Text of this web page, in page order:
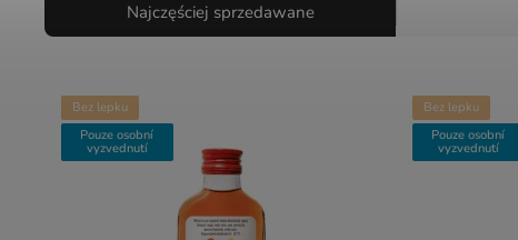
Najczęściej sprzedawane
Bez lepku
Pouze osobní
vyzvednutí
Bez lepku
Pouze osobní
vyzvednutí